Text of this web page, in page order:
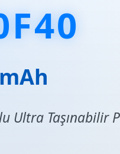
Ultra Taşınabilir